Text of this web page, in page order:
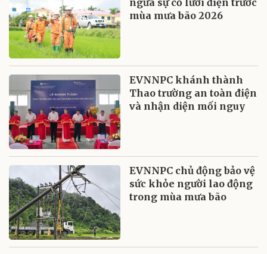
ngừa sự cố lưới điện trước
mùa mưa bão 2026
EVNNPC khánh thành
Thao trường an toàn điện
và nhận diện mối nguy
EVNNPC chủ động bảo vệ
sức khỏe người lao động
trong mùa mưa bão